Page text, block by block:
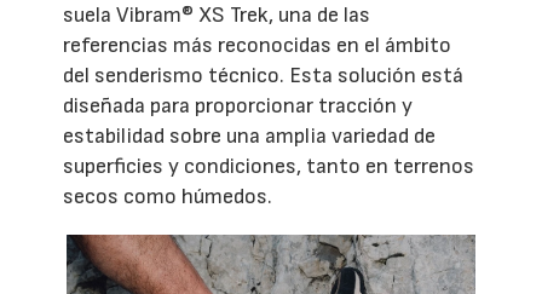
suela Vibram® XS Trek, una de las
referencias más reconocidas en el ámbito
del senderismo técnico. Esta solución está
diseñada para proporcionar tracción y
estabilidad sobre una amplia variedad de
superficies y condiciones, tanto en terrenos
secos como húmedos.